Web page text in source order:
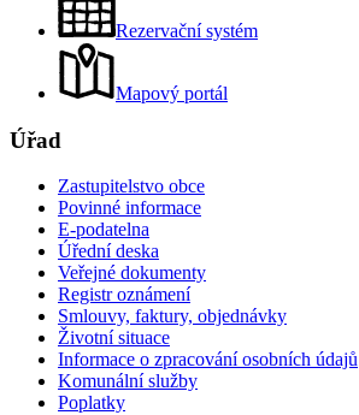
Rezervační systém
Mapový portál
Úřad
Zastupitelstvo obce
Povinné informace
E-podatelna
Úřední deska
Veřejné dokumenty
Registr oznámení
Smlouvy, faktury, objednávky
Životní situace
Informace o zpracování osobních údajů
Komunální služby
Poplatky